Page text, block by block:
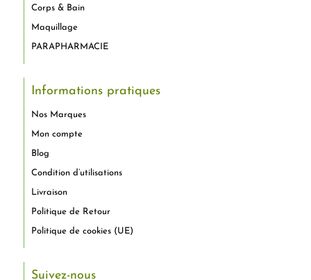
Corps & Bain
Maquillage
PARAPHARMACIE
Informations pratiques
Nos Marques
Mon compte
Blog
Condition d’utilisations
Livraison
Politique de Retour
Politique de cookies (UE)
Suivez-nous